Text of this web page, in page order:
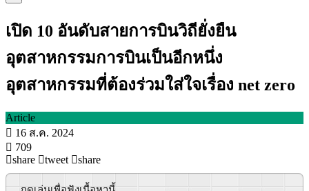
เปิด 10 อันดับสายการบินวิถียั่งยืน
อุตสาหกรรมการบินเป็นอีกหนึ่ง
อุตสาหกรรมที่ต้องร่วมใส่ใจเรื่อง net zero
Article
16 ส.ค. 2024
709
share
tweet share